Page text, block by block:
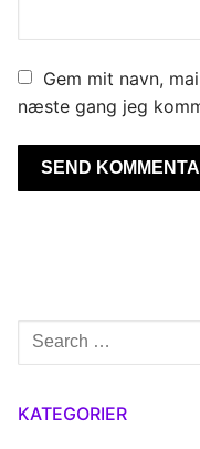
Gem mit navn,
næste gang jeg
Søg
efter:
KATEGORIER